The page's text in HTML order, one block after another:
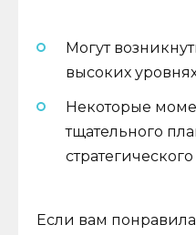
Могут
высоких
Некоторые
тщательного
Если вам